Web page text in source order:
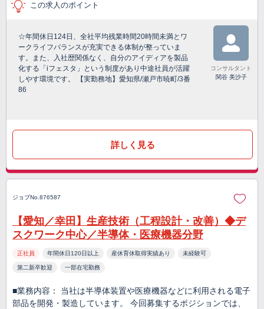
この求人のポイント
☆年間休日124日、全社平均残業時間20時間未満とワ
ークライフバランスが充実できる体制が整っていま
す。また、入社歴関係なく、自分のアイディアを製品
化する「iフェスタ」という制度があり中途社員が活躍
しやす環境です。 【実勤務地】愛知県/瀬戸市暁町/3番
86
コンサルタント
関谷 美沙子
詳しく見る
ジョブNo.876587
【愛知／幸田】生産技術（工程設計・改善）◆デ
スクワーク中心／半導体・医療機器分野
正社員 年間休日120日以上 産休育休取得実績あり 未経験可
第二新卒歓迎 一部在宅勤務
■業務内容： 当社は半導体装置や医療機器などに利用される電子
部品を開発・製造しています。 今回募集するポジションでは、